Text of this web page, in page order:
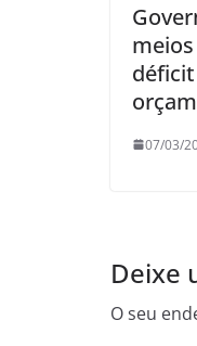
07/03/
Deixe
O seu